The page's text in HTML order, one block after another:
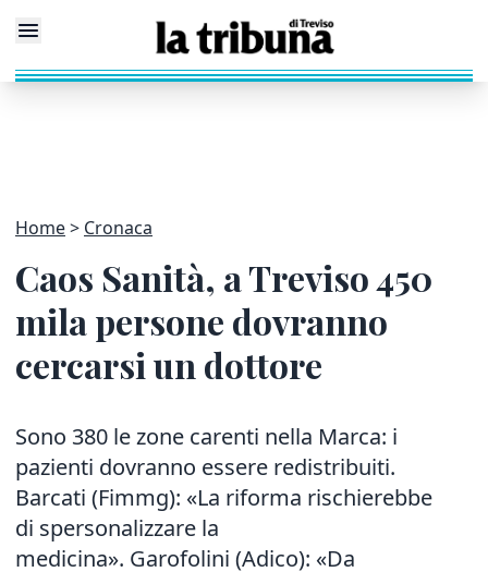
Home Cronaca
Caos Sanità, a Treviso 450
mila persone dovranno
cercarsi un dottore
Sono 380 le zone carenti nella Marca: i
pazienti dovranno essere redistribuiti.
Barcati (Fimmg): «La riforma rischierebbe
di spersonalizzare la
medicina». Garofolini (Adico): «Da